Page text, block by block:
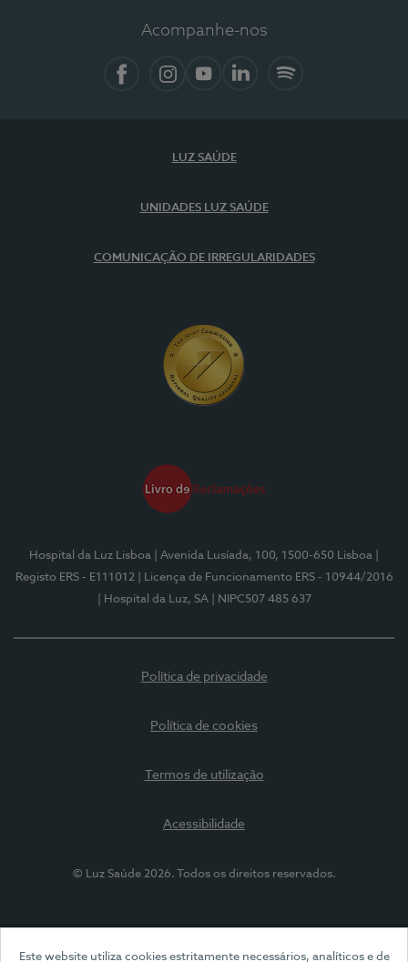
Este website utiliza cookies estritamente necessários, analíticos e de
Acompanhe-nos
LUZ SAÚDE
UNIDADES LUZ SAÚDE
COMUNICAÇÃO DE IRREGULARIDADES
Hospital da Luz Lisboa | Avenida Lusíada, 100, 1500-650 Lisboa
Registo ERS - E111012
| Licença de Funcionamento ERS - 10944/2016
| Hospital da Luz, SA
| NIPC507 485 637
Política de privacidade
Política de cookies
Termos de utilização
Acessibilidade
© Luz Saúde 2026. Todos os direitos reservados.